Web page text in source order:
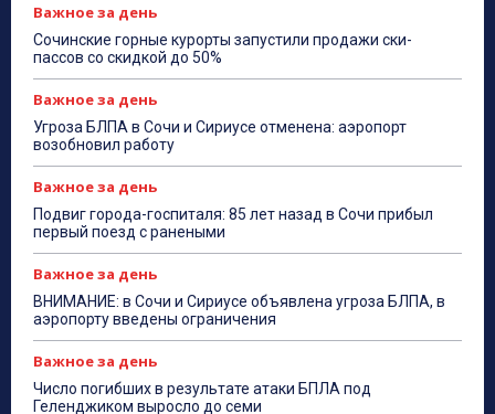
Важное за день
Сочинские горные курорты запустили продажи ски-
пассов со скидкой до 50%
Важное за день
Угроза БЛПА в Сочи и Сириусе отменена: аэропорт
возобновил работу
Важное за день
Подвиг города-госпиталя: 85 лет назад в Сочи прибыл
первый поезд с ранеными
Важное за день
ВНИМАНИЕ: в Сочи и Сириусе объявлена угроза БЛПА, в
аэропорту введены ограничения
Важное за день
Число погибших в результате атаки БПЛА под
Геленджиком выросло до семи